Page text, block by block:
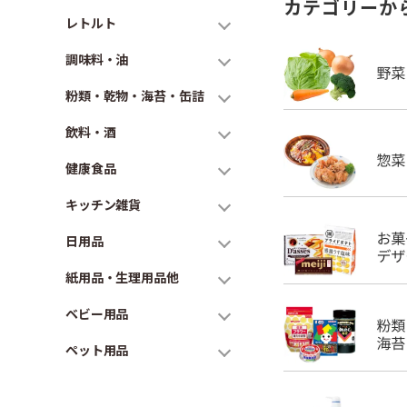
レトルト
調味料・油
粉類・乾物・海苔・缶詰
飲料・酒
健康食品
キッチン雑貨
日用品
紙用品・生理用品他
ベビー用品
ペット用品
カテゴリーか